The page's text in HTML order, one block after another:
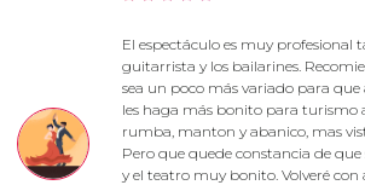
El espectáculo es muy profesional
guitarrista y los bailarines.
sea un poco más variado para que
les haga más bonito para turismo
rumba, manton y abanico, mas
Pero que quede constancia de
y el teatro muy bonito. Volveré